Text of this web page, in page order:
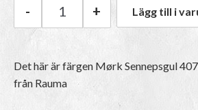
Rauma Finull | 4076 Mørk
- + Lägg till i
Det här är färgen Mørk Sennepsgul
från Rauma